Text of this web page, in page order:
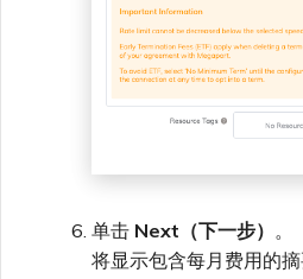
单击 Next（下一步） 。
将显示包含每月费用的